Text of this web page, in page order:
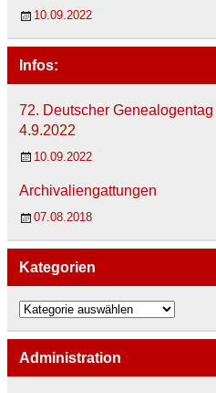
10.09.2022
Infos:
72. Deutscher
4.9.2022
10.09.2022
Archivaliengattungen
07.08.2018
Kategorien
K
a
t
e
g
o
Administration